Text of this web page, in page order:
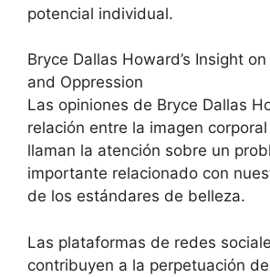
potencial individual.
Bryce Dallas Howard’s Insight
and Oppression
Las opiniones de Bryce Dallas
relación entre la imagen
llaman la atención sobre un
importante relacionado con
de los estándares de belleza.
Las plataformas de redes
contribuyen a la perpetuación